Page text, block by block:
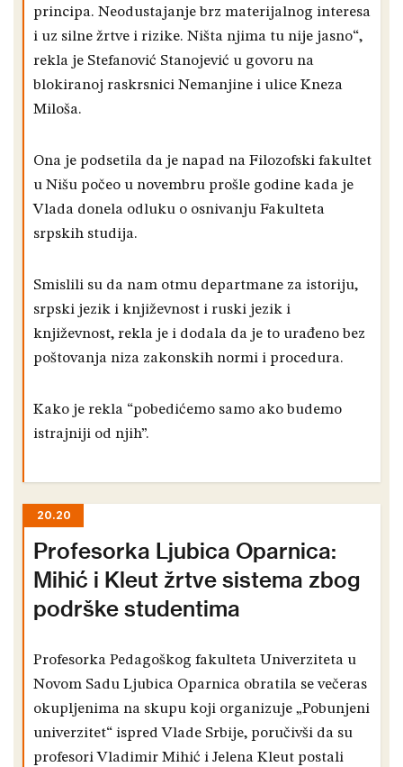
principa. Neodustajanje brz materijalnog interesa
i uz silne žrtve i rizike. Ništa njima tu nije jasno“,
rekla je Stefanović Stanojević u govoru na
blokiranoj raskrsnici Nemanjine i ulice Kneza
Miloša.
Ona je podsetila da je napad na Filozofski fakultet
u Nišu počeo u novembru prošle godine kada je
Vlada donela odluku o osnivanju Fakulteta
srpskih studija.
Smislili su da nam otmu departmane za istoriju,
srpski jezik i književnost i ruski jezik i
književnost, rekla je i dodala da je to urađeno bez
poštovanja niza zakonskih normi i procedura.
Kako je rekla “pobedićemo samo ako budemo
istrajniji od njih”.
20.20
Profesorka Ljubica Oparnica:
Mihić i Kleut žrtve sistema zbog
podrške studentima
Profesorka Pedagoškog fakulteta Univerziteta u
Novom Sadu Ljubica Oparnica obratila se večeras
okupljenima na skupu koji organizuje „Pobunjeni
univerzitet“ ispred Vlade Srbije, poručivši da su
profesori Vladimir Mihić i Jelena Kleut postali